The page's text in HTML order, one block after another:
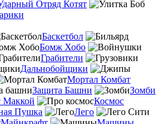
Отряд Котят
Баскетбол
Бомж Хобо
Грабители
Дальнобойщики
Мортал Комбат
Защита Башни
Зомби
Маккой
Космос
Пушка
Лего